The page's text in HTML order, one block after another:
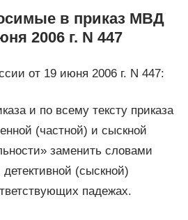
в приказ МВД
2006 г. N 447
от 19 июня 2006 г. N 447:
и по всему тексту приказа
(частной) и сыскной
заменить словами
(сыскной)
падежах.